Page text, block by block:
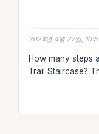
2024년 4월 27일,
How many steps
Trail Staircase?